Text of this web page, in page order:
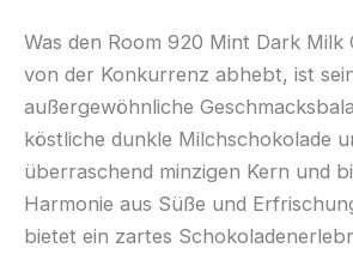
Was den Room 920 Mint Dark Milk
von der Konkurrenz abhebt, ist
außergewöhnliche
köstliche dunkle Milchschokolade
überraschend minzigen Kern und
Harmonie aus Süße und
bietet ein zartes